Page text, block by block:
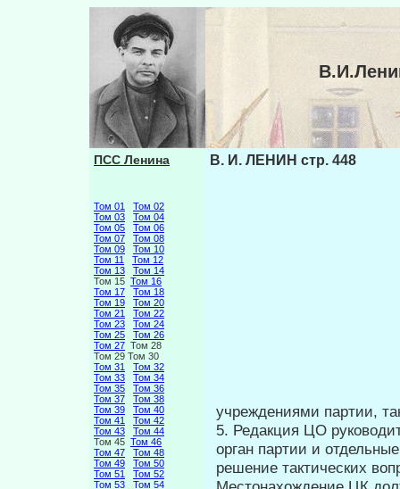
ПСС Ленина
Том 01
Том 02
Том 03
Том 04
Том 05
Том 06
Том 07
Том 08
Том 09
Том 10
Том 11
Том 12
Том 13
Том 14
Том 15 Том 16
Том 17
Том 18
Том 19
Том 20
Том 21
Том 22
Том 23
Том 24
Том 25
Том 26
Том 27 Том 28
Том 29 Том 30
Том 31
Том 32
Том 33
Том 34
Том 35
Том 36
Том 37
Том 38
Том 39
Том 40
Том 41
Том 42
Том 43
Том 44
Том 45 Том 46
Том 47
Том 48
Том 49
Том 50
Том 51
Том 52
Том 53
Том 54
В. И. ЛЕНИН стр. 448
учреждениями партии,
5. Редакция ЦО
орган партии и
решение тактических